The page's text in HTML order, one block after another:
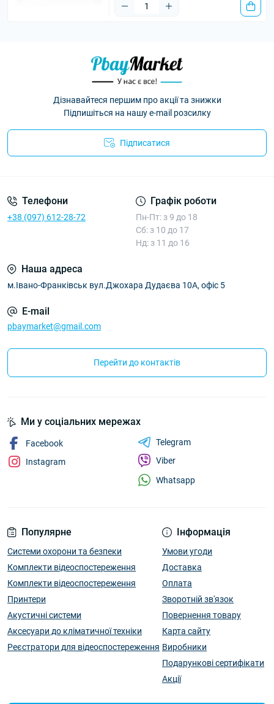
Дізнавайтеся першим про акції та знижки
Підпишіться на нашу e-mail розсилку
Підписатися
Телефони
+38 (097) 612-28-72
Графік роботи
Пн-Пт: з 9 до 18
Сб: з 10 до 17
Нд: з 11 до 16
Наша адреса
м.Івано-Франківськ вул.Джохара Дудаєва 10А, офіс 5
E-mail
pbaymarket@gmail.com
Перейти до контактів
Популярне
Системи охорони та безпеки
Комплекти відеоспостереження
Комплекти відеоспостереження
Принтери
Акустичні системи
Аксесуари до кліматичної техніки
Реєстратори для відеоспостереження
Інформація
Умови угоди
Доставка
Оплата
Зворотній зв'язок
Повернення товару
Карта сайту
Виробники
Подарункові сертифікати
Акції
Ми у соціальних мережах
Facebook
Instagram
Telegram
Viber
Whatsapp